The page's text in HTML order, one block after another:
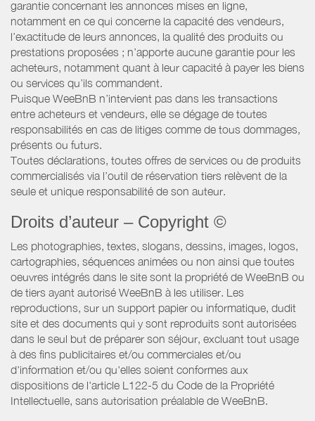
garantie concernant les annonces mises en ligne,
notamment en ce qui concerne la capacité des vendeurs,
l’exactitude de leurs annonces, la qualité des produits ou
prestations proposées ; n’apporte aucune garantie pour les
acheteurs, notamment quant à leur capacité à payer les biens
ou services qu’ils commandent.
Puisque WeeBnB n’intervient pas dans les transactions
entre acheteurs et vendeurs, elle se dégage de toutes
responsabilités en cas de litiges comme de tous dommages,
présents ou futurs.
Toutes déclarations, toutes offres de services ou de produits
commercialisés via l’outil de réservation tiers relèvent de la
seule et unique responsabilité de son auteur.
Droits d’auteur – Copyright ©
Les photographies, textes, slogans, dessins, images, logos,
cartographies, séquences animées ou non ainsi que toutes
oeuvres intégrés dans le site sont la propriété de WeeBnB ou
de tiers ayant autorisé WeeBnB à les utiliser. Les
reproductions, sur un support papier ou informatique, dudit
site et des documents qui y sont reproduits sont autorisées
dans le seul but de préparer son séjour, excluant tout usage
à des fins publicitaires et/ou commerciales et/ou
d'information et/ou qu'elles soient conformes aux
dispositions de l'article L122-5 du Code de la Propriété
Intellectuelle, sans autorisation préalable de WeeBnB.